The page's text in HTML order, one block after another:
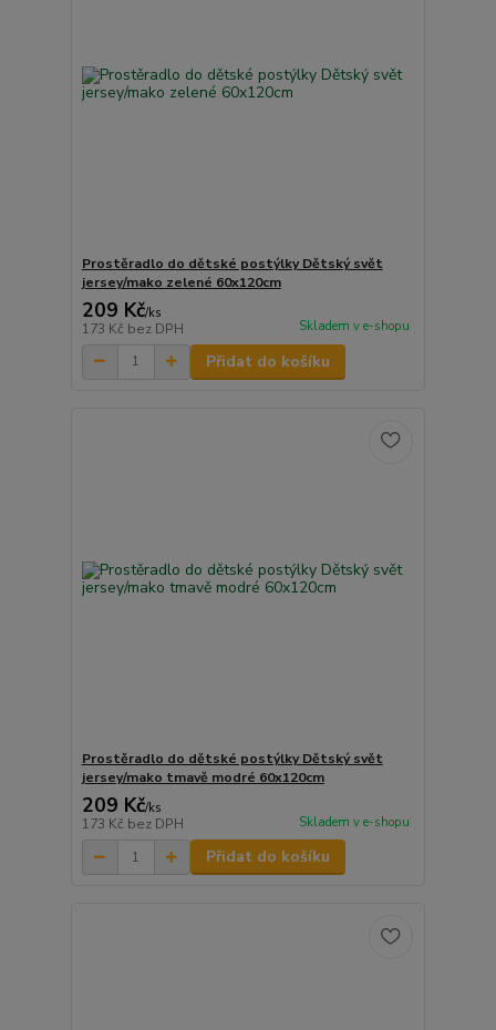
Prostěradlo do dětské postýlky Dětský svět
jersey/mako zelené 60x120cm
209 Kč/ks
173 Kč bez DPH Skladem v e-shopu
Přidat do košíku
Prostěradlo do dětské postýlky Dětský svět
jersey/mako tmavě modré 60x120cm
209 Kč/ks
173 Kč bez DPH Skladem v e-shopu
Přidat do košíku